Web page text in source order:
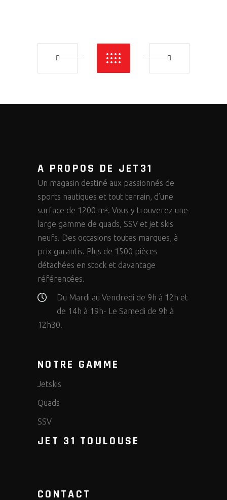
A PROPOS DE JET31
Un magasin destiné aux passionnés de
sports nautiques et tout terrain, d’une
surface de 1200 m². Vous y trouverez une
large gamme de quads, SSV et jet skis
neufs. Des occasions toutes marques, à
prix garantis. Plus de 1500 pièces
détachées en stock et davantage
référencées.
Du Mardi au Vendredi de 9h à 12h et
de 14h à 19h- Le Samedi de 9h à
12h30.
NOTRE GAMME
Jetskis
Quads
SSV
JET 31 TOULOUSE
CONTACT